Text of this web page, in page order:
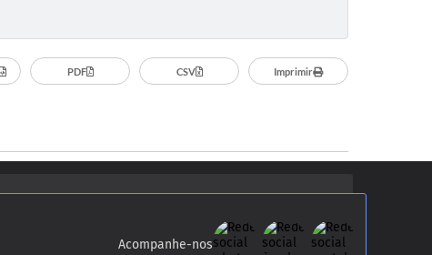
PDF CSV Imprimir
Acompanhe-nos